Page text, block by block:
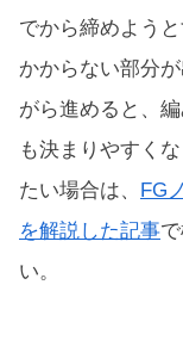
でから締めよう
かからない部分
がら進めると、
も決まりやすく
たい場合は、 FG
を解説した記事
い。